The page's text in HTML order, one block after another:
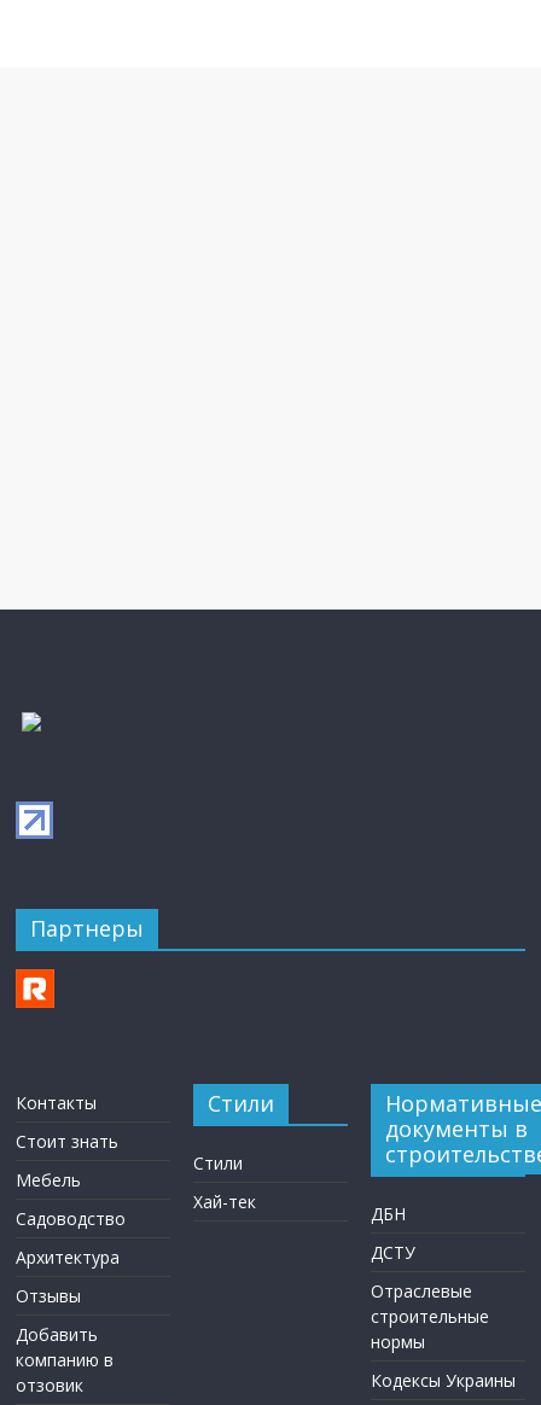
Партнеры
Контакты
Стоит знать
Мебель
Садоводство
Архитектура
Отзывы
Добавить
компанию в
отзовик
Стили
Стили
Хай-тек
Нормативные
документы в
ДБН
ДСТУ
Отраслевые
строительные
нормы
Кодексы Украины